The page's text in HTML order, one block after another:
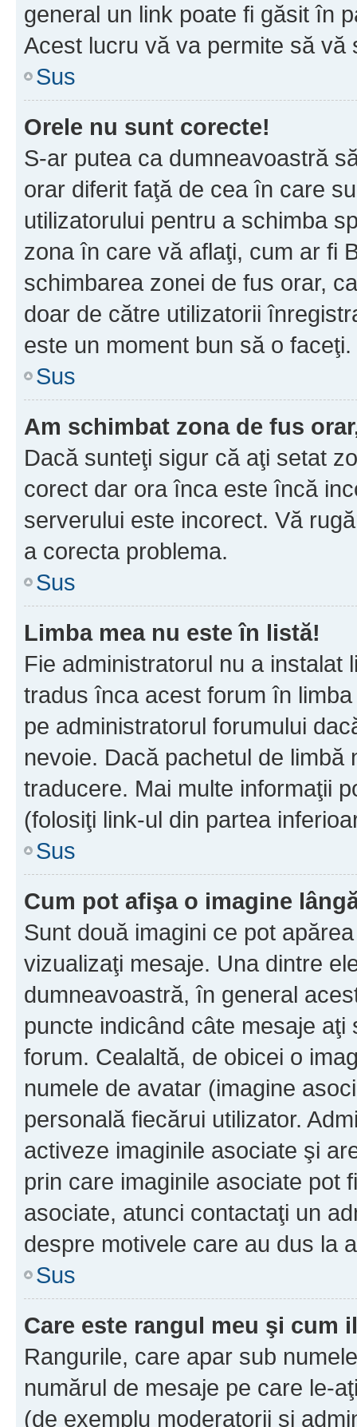
general un link poate fi găsit în
Acest lucru vă va permite să vă
Sus
Orele nu sunt corecte!
S-ar putea ca dumneavoastră
orar diferit faţă de cea în care
utilizatorului pentru a schimba
zona în care vă aflaţi, cum ar fi
schimbarea zonei de fus orar,
doar de către utilizatorii
este un moment bun să o faceţi.
Sus
Am schimbat zona de fus
Dacă sunteţi sigur că aţi setat
corect dar ora înca este încă
serverului este incorect. Vă
a corecta problema.
Sus
Limba mea nu este în listă!
Fie administratorul nu a instalat
tradus înca acest forum în
pe administratorul forumului
nevoie. Dacă pachetul de
traducere. Mai multe informaţii
(folosiţi link-ul din partea
Sus
Cum pot afişa o imagine
Sunt două imagini ce pot
vizualizaţi mesaje. Una dintre
dumneavoastră, în general
puncte indicând câte mesaje
forum. Cealaltă, de obicei o
numele de avatar (imagine
personală fiecărui utilizator.
activeze imaginile asociate şi
prin care imaginile asociate pot
asociate, atunci contactaţi un
despre motivele care au dus la
Sus
Care este rangul meu şi cum
Rangurile, care apar sub
numărul de mesaje pe care le-
(de exemplu moderatorii şi